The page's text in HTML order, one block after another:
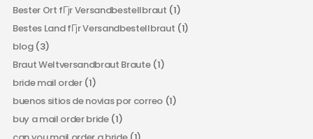
Bester Ort fГјr Versandbestellbraut (1)
Bestes Land fГјr Versandbestellbraut (1)
blog(3)
Braut Weltversandbraut Braute(1)
bride mail order(1)
buenos sitios de novias por correo(1)
buy a mail order bride(1)